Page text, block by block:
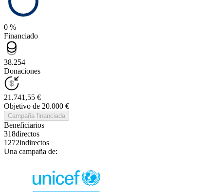
0 %
Financiado
38.254
Donaciones
21.741,55 €
Objetivo de 20.000 €
Campaña financiada
Beneficiarios
318directos
1272indirectos
Una campaña de: